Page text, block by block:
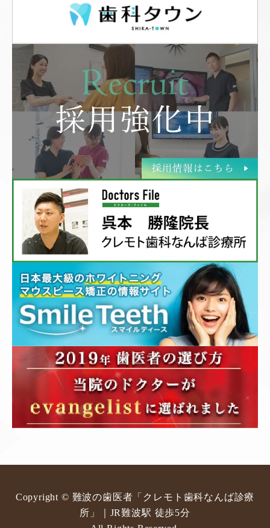
Copyright © 難波の歯医者「クレモト歯科なんば診療
所」｜JR難波駅 徒歩5分